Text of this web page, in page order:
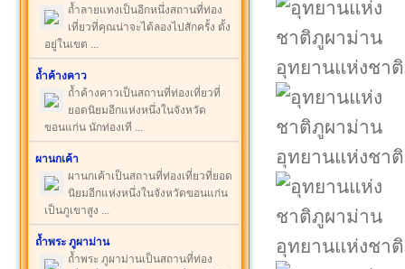
ถ้ำลายแทงเป็นอีกหนึ่งสถานที่ท่อง
เที่ยวที่คุณน่าจะได้ลองไปสักครั้ง ตั้ง
อยู่ในเขต ...
ถ้ำค้างคาว
ถ้ำค้างคาวเป็นสถานที่ท่องเที่ยวที่
ยอดนิยมอีกแห่งหนึ่งในจังหวัด
ขอนแก่น นักท่องเที ...
ผานกเค้า
ผานกเค้าเป็นสถานที่ท่องเที่ยวที่ยอด
นิยมอีกแห่งหนึ่งในจังหวัดขอนแก่น
เป็นภูเขาสูง ...
ถ้ำพระ ภูผาม่าน
ถ้ำพระ ภูผาม่านเป็นสถานที่ท่อง
อุทยานแห่งชา
อุทยานแห่งชา
อุทยานแห่งชา